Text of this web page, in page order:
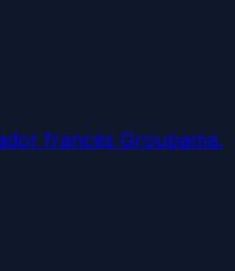
francés Groupama.